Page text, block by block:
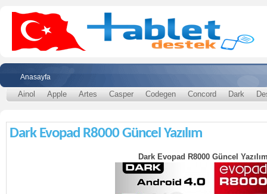
Anasayfa
Ainol Apple Artes Casper Codegen Concord Dark
Dark Evopad R8000 Güncel Yazılım
Dark Evopad R8000 Güncel